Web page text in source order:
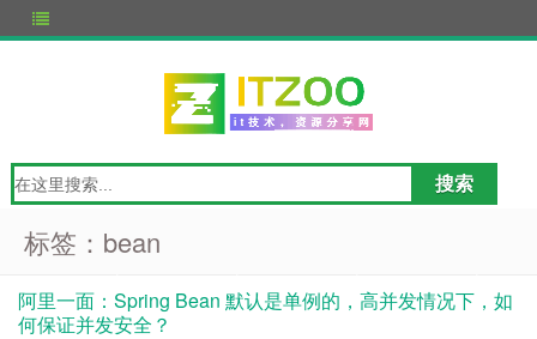
标签：bean
阿里一面：Spring Bean 默认是单例的，高并发情况下，如
何保证并发安全？